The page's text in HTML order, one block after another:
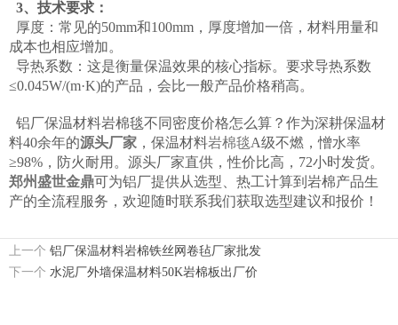
3、技术要求：
厚度：常见的50mm和100mm，厚度增加一倍，材料用量和
成本也相应增加。
导热系数：这是衡量保温效果的核心指标。要求导热系数
≤0.045W/(m·K)的产品，会比一般产品价格稍高。
铝厂保温材料岩棉毯不同密度价格怎么算？作为深耕保温材
料40余年的源头厂家 ，保温材料岩棉毯A级不燃，憎水率
≥98%，防火耐用。源头厂家直供，性价比高，72小时发货。
郑州盛世金鼎可为铝厂提供从选型、热工计算到岩棉产品生
产的全流程服务，欢迎随时联系我们获取选型建议和报价！
上一个 铝厂保温材料岩棉铁丝网卷毡厂家批发
下一个 水泥厂外墙保温材料50K岩棉板出厂价